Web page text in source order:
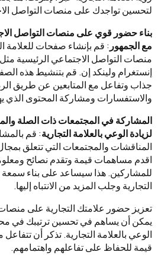
لتحسين تواجدك على منصات التواصل
بناء حضور قوي على منصات التواصل
مع الجمهور : قم بإنشاء صفحات للعلامة
منصات التواصل الاجتماعي الرئيسية
إنستغرام ولينكد إن. قم بتنشيط هذه
جذاب وتفاعل مع المتابعين عن طريق
والاستفسارات ومشاركة المحتوى الذي
المشاركة في المجتمعات ذات الصلة
لزيادة الوعي بالعلامة التجارية: قم
المناقشات والمجتمعات التي تتعلق
اقدم مساهمات قيمة وتقدم نصائح
للمشاركين. هذا سيساعد على بناء سمعة
التجارية وجلب المزيد من الانتباه إليها.
تعزيز حضور علامتك التجارية على
يمكن أن يساهم في تحسين ترتيبك في
الوعي بالعلامة التجارية. تذكر أن
قيمة للحفاظ على تفاعلهم واهتمامهم.